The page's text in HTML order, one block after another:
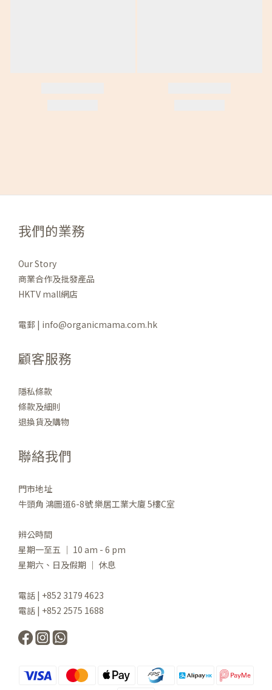
我們的業務
Our Story
商業合作及批發產品
HKTV mall網店
電郵 | info@organicmama.com.hk
顧客服務
隱私條款
條款及細則
退換貨及購物
聯絡我們
門市地址
牛頭角 鴻圖道6-8號 樂居工業大廈 5樓C室
辨公時間
星期一至五 ｜ 10 am - 6 pm
星期六、日及假期 ｜ 休息
電話 | +852 3179 4623
電話 | +852 2575 1688